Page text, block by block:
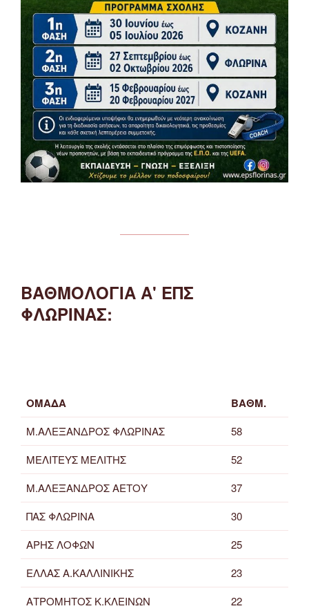
ΒΑΘΜΟΛΟΓΙΑ Α' ΕΠΣ
ΦΛΩΡΙΝΑΣ:
ΟΜΑΔΑ ΒΑΘΜ.
Μ.ΑΛΕΞΑΝΔΡΟΣ ΦΛΩΡΙΝΑΣ
58
ΜΕΛΙΤΕΥΣ ΜΕΛΙΤΗΣ
52
Μ.ΑΛΕΞΑΝΔΡΟΣ ΑΕΤΟΥ
37
ΠΑΣ ΦΛΩΡΙΝΑ
30
ΑΡΗΣ ΛΟΦΩΝ
25
ΕΛΛΑΣ Α.ΚΑΛΛΙΝΙΚΗΣ
23
ΑΤΡΟΜΗΤΟΣ Κ.ΚΛΕΙΝΩΝ
22